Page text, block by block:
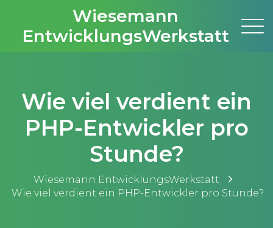
Wiesemann
EntwicklungsWerkstatt
Wie viel verdient ein
PHP-Entwickler pro
Stunde?
Wiesemann EntwicklungsWerkstatt
Wie viel verdient ein PHP-Entwickler pro Stunde?